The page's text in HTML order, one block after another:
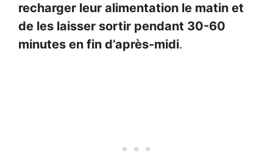
recharger leur alimentation le matin et
de les laisser sortir pendant 30-60
minutes en fin d’après-midi.